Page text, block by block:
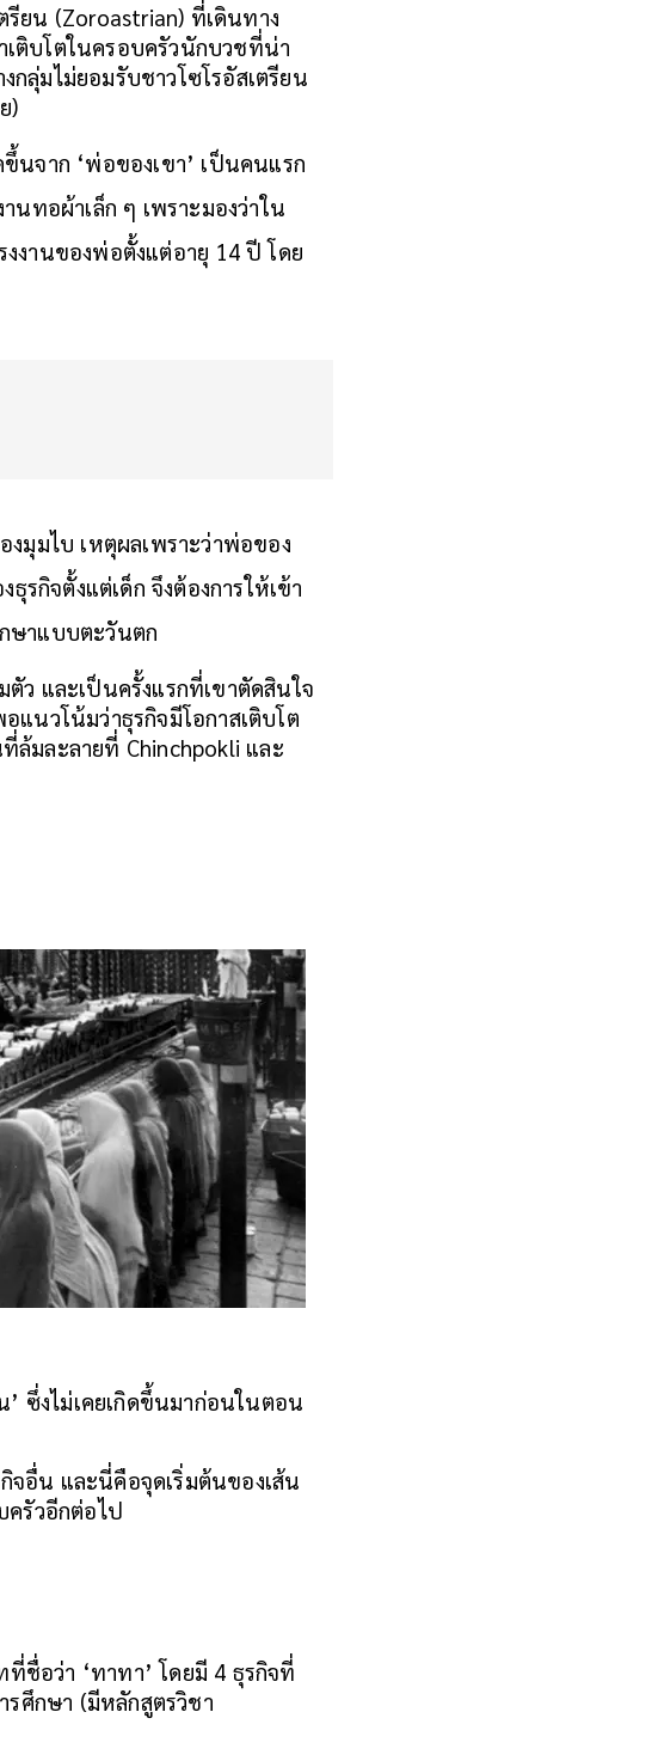
ยน (Zoroastrian) ที่เดินทาง
ติบโตในครอบครัวนักบวชที่น่า
ลุ่มไม่ยอมรับชาวโซโรอัสเตรียน
)
นจาก ‘พ่อของเขา’ เป็นคนแรก
นทอผ้าเล็ก ๆ เพราะมองว่าใน
งงานของพ่อตั้งแต่อายุ 14 ปี โดย
งมุมไบ เหตุผลเพราะว่าพ่อของ
รกิจตั้งแต่เด็ก จึงต้องการให้เข้า
ษาแบบตะวันตก
ว และเป็นครั้งแรกที่เขาตัดสินใจ
นวโน้มว่าธุรกิจมีโอกาสเติบโต
ล้มละลายที่ Chinchpokli และ
’ ซึ่งไม่เคยเกิดขึ้นมาก่อนในตอน
จอื่น และนี่คือจุดเริ่มต้นของเส้น
ครัวอีกต่อไป
ที่ชื่อว่า ‘ทาทา’ โดยมี 4 ธุรกิจที่
รศึกษา (มีหลักสูตรวิชา